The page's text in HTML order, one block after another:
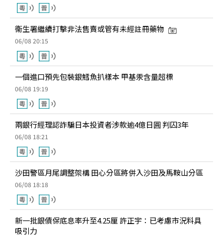
衞生署繼續打擊非法售賣或管有未經註冊藥物
06/08 20:15
一個進口預先包裝銀鱈魚扒樣本 甲基汞含量超標
06/08 19:19
兩銀行經理認詐騙日本投資者涉款逾4億日圓 判囚3年
06/08 18:21
沙田警區月尾調整架構 田心分區將併入沙田及馬鞍山分區
06/08 18:18
新一批銀債保底息率升至4.25厘 許正宇：已考慮市況料具
吸引力